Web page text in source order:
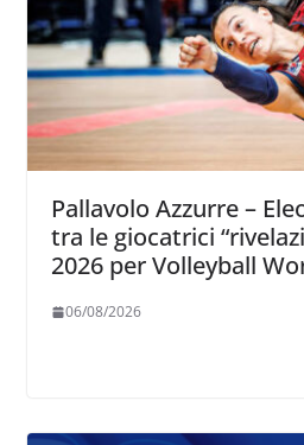
Pallavolo Azzurre –
tra le giocatrici
2026 per Volleyball
06/08/2026